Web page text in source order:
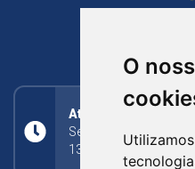
O
Atendimento
Segunda a Sexta: 8h
13h30min às 17h